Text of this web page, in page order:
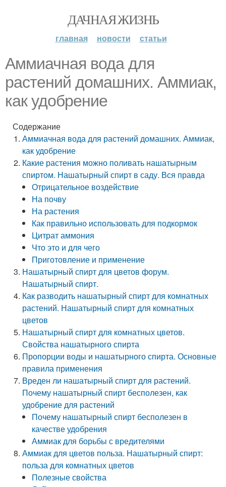
ДАЧНАЯ ЖИЗНЬ
главная новости статьи
Аммиачная вода для
растений домашних. Аммиак,
как удобрение
Содержание
Аммиачная вода для растений домашних. Аммиак,
как удобрение
Какие растения можно поливать нашатырным
спиртом. Нашатырный спирт в саду. Вся правда
Отрицательное воздействие
На почву
На растения
Как правильно использовать для подкормок
Цитрат аммония
Что это и для чего
Приготовление и применение
Нашатырный спирт для цветов форум.
Нашатырный спирт.
Как разводить нашатырный спирт для комнатных
растений. Нашатырный спирт для комнатных
цветов
Нашатырный спирт для комнатных цветов.
Свойства нашатырного спирта
Пропорции воды и нашатырного спирта. Основные
правила применения
Вреден ли нашатырный спирт для растений.
Почему нашатырный спирт бесполезен, как
удобрение для растений
Почему нашатырный спирт бесполезен в
качестве удобрения
Аммиак для борьбы с вредителями
Аммиак для цветов польза. Нашатырный спирт:
польза для комнатных цветов
Полезные свойства